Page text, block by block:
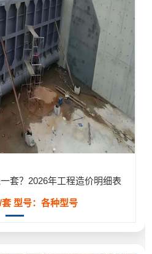
套？2026年工程造价明细表
套型号：各种型号